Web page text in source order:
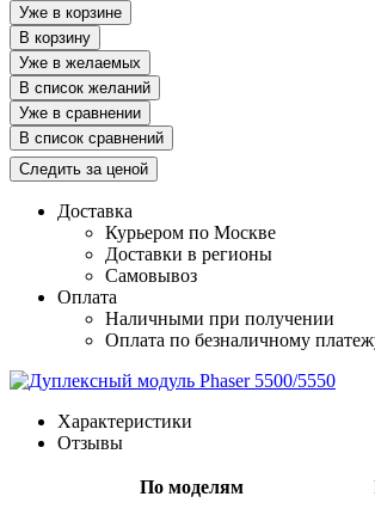
Уже в корзине
В корзину
Уже в желаемых
В список желаний
Уже в сравнении
В список сравнений
Следить за ценой
Доставка
Курьером по Москве
Доставки в регионы
Самовывоз
Оплата
Наличными при получении
Оплата по безналичному
Характеристики
Отзывы
По моделям